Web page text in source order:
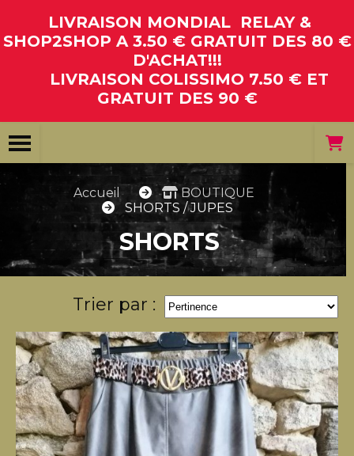
LIVRAISON MONDIAL RELAY &
SHOP2SHOP A 3.50 € GRATUIT DES 80 €
D'ACHAT!!!
LIVRAISON COLISSIMO 7.50 € ET
GRATUIT DES 90 €
Accueil
BOUTIQUE
SHORTS / JUPES
SHORTS
Trier par :